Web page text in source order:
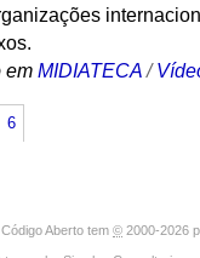
em MIDIATECA /
6
Aberto tem © 2000-2026